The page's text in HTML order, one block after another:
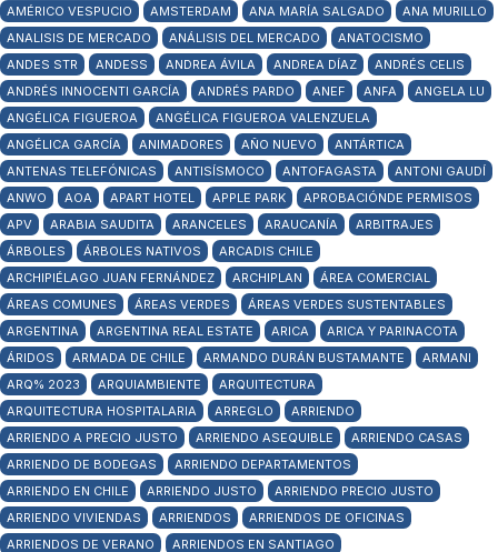
AMÉRICO VESPUCIO
AMSTERDAM ANA MARÍA SALGADO
ANA MURILLO
ANALISIS DE MERCADO
ANÁLISIS DEL MERCADO
ANATOCISMO
ANDES STR
ANDESS ANDREA ÁVILA ANDREA DÍAZ
ANDRÉS CELIS
ANDRÉS INNOCENTI GARCÍA
ANDRÉS PARDO ANEF ANFA
ANGELA LU
ANGÉLICA FIGUEROA
ANGÉLICA FIGUEROA VALENZUELA
ANGÉLICA GARCÍA
ANIMADORES AÑO NUEVO
ANTÁRTICA
ANTENAS TELEFÓNICAS
ANTISÍSMOCO ANTOFAGASTA
ANTONI GAUDÍ
ANWO
AOA APART HOTEL APPLE PARK
APROBACIÓNDE PERMISOS
APV
ARABIA SAUDITA ARANCELES ARAUCANÍA
ARBITRAJES
ÁRBOLES
ÁRBOLES NATIVOS
ARCADIS CHILE
ARCHIPIÉLAGO JUAN FERNÁNDEZ
ARCHIPLAN
ÁREA COMERCIAL
ÁREAS COMUNES
ÁREAS VERDES
ÁREAS VERDES SUSTENTABLES
ARGENTINA
ARGENTINA REAL ESTATE ARICA
ARICA Y PARINACOTA
ÁRIDOS
ARMADA DE CHILE ARMANDO DURÁN BUSTAMANTE
ARMANI
ARQ% 2023
ARQUIAMBIENTE
ARQUITECTURA
ARQUITECTURA HOSPITALARIA
ARREGLO
ARRIENDO
ARRIENDO A PRECIO JUSTO
ARRIENDO ASEQUIBLE
ARRIENDO CASAS
ARRIENDO DE BODEGAS
ARRIENDO DEPARTAMENTOS
ARRIENDO EN CHILE
ARRIENDO JUSTO
ARRIENDO PRECIO JUSTO
ARRIENDO VIVIENDAS
ARRIENDOS
ARRIENDOS DE OFICINAS
ARRIENDOS DE VERANO
ARRIENDOS EN SANTIAGO